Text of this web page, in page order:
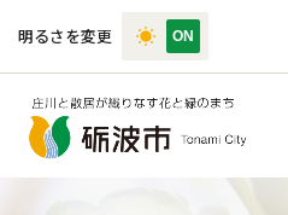
明るさを変更